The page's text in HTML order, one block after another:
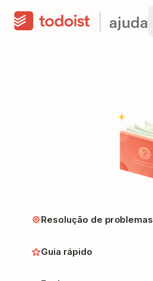
ajuda
Resolução de problemas
Guia rápido